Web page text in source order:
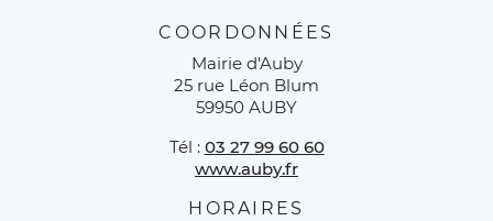
COORDONNÉES
Mairie d'Auby
25 rue Léon Blum
59950 AUBY
Tél : 03 27 99 60 60
www.auby.fr
HORAIRES